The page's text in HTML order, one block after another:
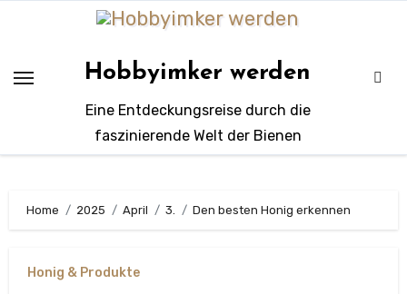
Hobbyimker werden
Eine Entdeckungsreise durch die
faszinierende Welt der Bienen
Home 2025 April 3. Den besten Honig erkennen
Honig & Produkte